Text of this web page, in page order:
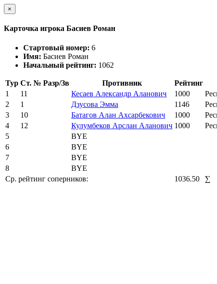
×
Карточка игрока Басиев Роман
Стартовый номер: 6
Имя: Басиев Роман
Начальный рейтинг: 1062
Тур Ст. № Разр/Зв Противник
Рейтинг
1
11 Кесаев Александр Аланович 1000
2
1 Дзусова Эмма 1146
3
10 Батагов Алан Ахсарбекович 1000
4
12 Кулумбеков Арслан Аланович 1000
5
BYE
6
BYE
7
BYE
8
BYE
Ср. рейтинг соперников:
1036.50 ∑